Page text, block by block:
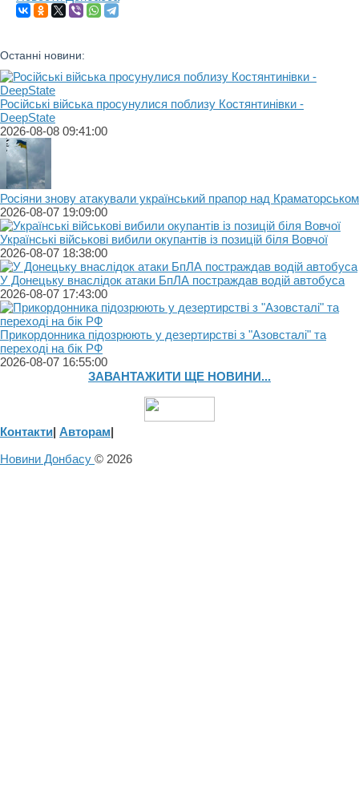
Останні новини:
Російські війська просунулися поблизу Костянтинівки -
DeepState
2026-08-08 09:41:00
Росіяни знову атакували український прапор над Краматорськом
2026-08-07 19:09:00
Українські військові вибили окупантів із позицій біля Вовчої
2026-08-07 18:38:00
У Донецьку внаслідок атаки БпЛА постраждав водій автобуса
2026-08-07 17:43:00
Прикордонника підозрюють у дезертирстві з "Азовсталі" та
переході на бік РФ
2026-08-07 16:55:00
ЗАВАНТАЖИТИ ЩЕ НОВИНИ...
Контакти| Авторам|
Новини Донбасу © 2026